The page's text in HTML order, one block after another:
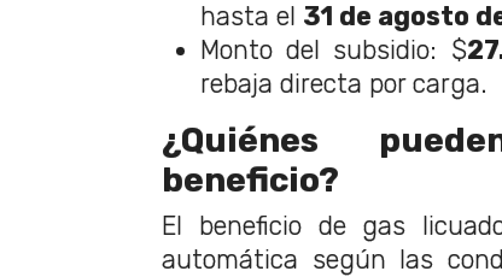
hasta el 31 de agosto
Monto del subsidio: $
rebaja directa por carga.
¿Quiénes
beneficio?
El beneficio de gas
automática según las